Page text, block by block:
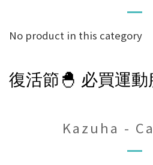
No product in this category
復活節🐣 必買運動
Kazuha -